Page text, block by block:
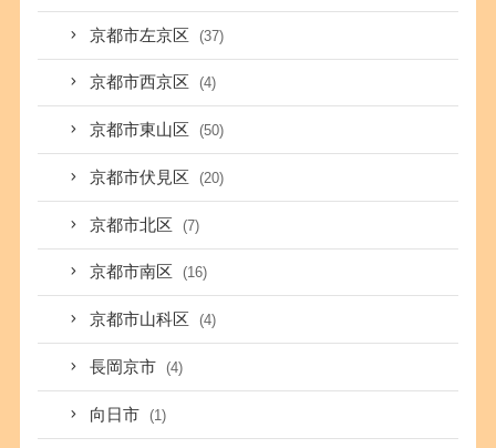
京都市左京区 (37)
京都市西京区 (4)
京都市東山区 (50)
京都市伏見区 (20)
京都市北区 (7)
京都市南区 (16)
京都市山科区 (4)
長岡京市 (4)
向日市 (1)